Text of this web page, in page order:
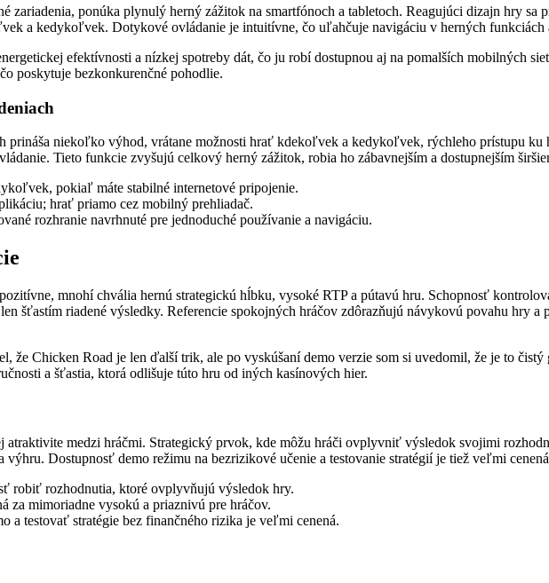
zariadenia, ponúka plynulý herný zážitok na smartfónoch a tabletoch. Reagujúci dizajn hry
a kedykoľvek. Dotykové ovládanie je intuitívne, čo uľahčuje navigáciu v herných funkciách
efektívnosti a nízkej spotreby dát, čo ju robí dostupnou aj na pomalších mobilných
poskytuje bezkonkurenčné pohodlie.
prináša niekoľko výhod, vrátane možnosti hrať kdekoľvek a kedykoľvek, rýchleho prístupu
Tieto funkcie zvyšujú celkový herný zážitok, robia ho zábavnejším a dostupnejším
pokiaľ máte stabilné internetové pripojenie.
hrať priamo cez mobilný prehliadač.
rozhranie navrhnuté pre jednoduché používanie a navigáciu.
mnohí chvália hernú strategickú hĺbku, vysoké RTP a pútavú hru. Schopnosť
šťastím riadené výsledky. Referencie spokojných hráčov zdôrazňujú návykovú povahu hry a
že Chicken Road je len ďalší trik, ale po vyskúšaní demo verzie som si uvedomil, že je to
a šťastia, ktorá odlišuje túto hru od iných kasínových hier.
medzi hráčmi. Strategický prvok, kde môžu hráči ovplyvniť výsledok svojimi
Dostupnosť demo režimu na bezrizikové učenie a testovanie stratégií je tiež veľmi
robiť rozhodnutia, ktoré ovplyvňujú výsledok hry.
za mimoriadne vysokú a priaznivú pre hráčov.
a testovať stratégie bez finančného rizika je veľmi cenená.